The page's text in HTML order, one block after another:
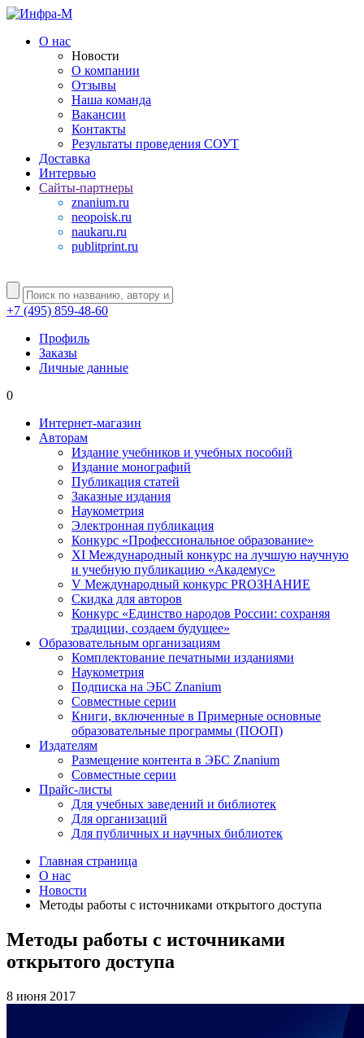
О нас
Новости
О компании
Отзывы
Наша команда
Вакансии
Контакты
Результаты проведения СОУТ
Доставка
Интервью
Сайты-партнеры
znanium.ru
neopoisk.ru
naukaru.ru
publitprint.ru
+7 (495) 859-48-60
Профиль
Заказы
Личные данные
0
Интернет-магазин
Авторам
Издание учебников и учебных пособий
Издание монографий
Публикация статей
Заказные издания
Наукометрия
Электронная публикация
Конкурс «Профессиональное образование»
XI Международный конкурс на лучшую научную
и учебную публикацию «Академус»
V Международный конкурс PROЗНАНИЕ
Скидка для авторов
Конкурс «Единство народов России: сохраняя
традиции, создаем будущее»
Образовательным организациям
Комплектование печатными изданиями
Наукометрия
Подписка на ЭБС Znanium
Совместные серии
Книги, включенные в Примерные основные
образовательные программы (ПООП)
Издателям
Размещение контента в ЭБС Znanium
Совместные серии
Прайс-листы
Для учебных заведений и библиотек
Для организаций
Для публичных и научных библиотек
Главная страница
О нас
Новости
Методы работы с источниками открытого доступа
Методы работы с источниками
открытого доступа
8 июня 2017